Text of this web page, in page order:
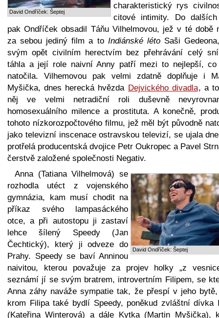
David Ondříček: Šeptej
charakteristický rys
citové intimity. Do
pak Ondříček obsadil Táňu Vilhelmovou, jež v té době
za sebou jediný film a to Indiánské létoSaši
svým opět civilním herectvím bez přehrávání celý
táhla a její role naivní Anny patří mezi to nejlepší,
natočila. Vilhemovou pak velmi zdatně doplňuje i
Myšička, dnes herecká hvězda Dejvického divadla, a
něj ve velmi netradiční roli duševně
homosexuálního milence a prostituta. A konečně,
tohoto nízkorozpočtového filmu, jež měl být původně
jako televizní inscenace ostravskou televizí, se ujala
protřelá producentská dvojice Petr Oukropec a Pavel
čerstvě založené společnosti Negativ.
David Ondříček: Šeptej
Anna (Tatiana Vilhelmová) se
rozhodla utéct z vojenského
gymnázia, kam musí chodit na
příkaz svého lampasáckého
otce, a při autostopu ji zastaví
lehce šílený Speedy (Jan
Čechtický), který ji odveze do
Prahy. Speedy se baví Anninou
naivitou, kterou považuje za projev holky „z
seznámí jí se svým bratrem, introvertním Filipem, se
Anna záhy naváže sympatie tak, že přespí v jeho
krom Filipa také bydlí Speedy, poněkud zvláštní dívka
(Kateřina Winterová) a dále Kytka (Martin Myšička),